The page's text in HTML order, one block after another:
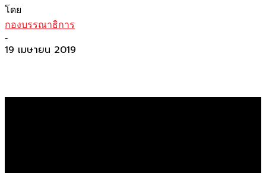
โดย
กองบรรณาธิการ
-
19 เมษายน 2019